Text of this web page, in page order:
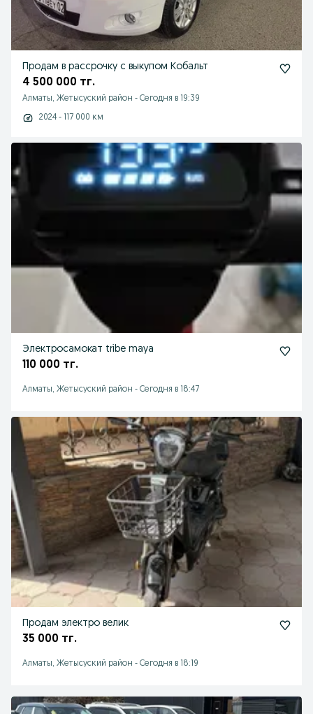
Продам в рассрочку с выкупом Кобальт
4 500 000 тг.
Алматы, Жетысуский район - Сегодня в 19:39
2024 - 117 000 км
Электросамокат tribe maya
110 000 тг.
Алматы, Жетысуский район - Сегодня в 18:47
Продам электро велик
35 000 тг.
Алматы, Жетысуский район - Сегодня в 18:19